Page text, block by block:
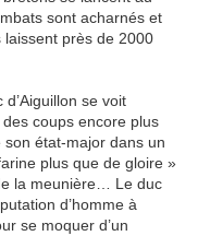
sont acharnés et
près de 2000
se voit
coups encore plus
état-major dans un
plus que de gloire »
la meunière… Le duc
d’homme à
se moquer d’un